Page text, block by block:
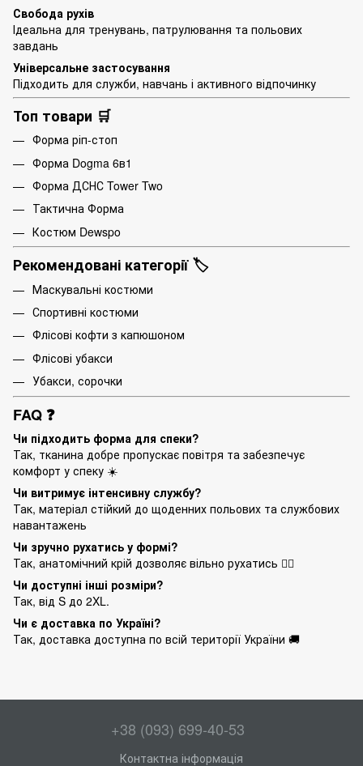
Свобода рухів
Ідеальна для тренувань, патрулювання та польових
завдань
Універсальне застосування
Підходить для служби, навчань і активного відпочинку
Топ товари 🛒
Форма ріп-стоп
Форма Dogma 6в1
Форма ДСНС Tower Two
Тактична Форма
Костюм Dewspo
Рекомендовані категорії 🏷️
Маскувальні костюми
Спортивні костюми
Флісові кофти з капюшоном
Флісові убакси
Убакси, сорочки
FAQ ❓
Чи підходить форма для спеки?
Так, тканина добре пропускає повітря та забезпечує
комфорт у спеку ☀️
Чи витримує інтенсивну службу?
Так, матеріал стійкий до щоденних польових та службових
навантажень
Чи зручно рухатись у формі?
Так, анатомічний крій дозволяє вільно рухатись 🏃‍♂️
Чи доступні інші розміри?
Так, від S до 2XL.
Чи є доставка по Україні?
Так, доставка доступна по всій території України 🚚
+38 (093) 699-40-53
Контактна інформація